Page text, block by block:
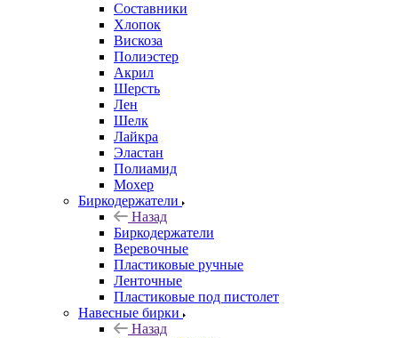
Составники
Хлопок
Вискоза
Полиэстер
Акрил
Шерсть
Лен
Шелк
Лайкра
Эластан
Полиамид
Мохер
Биркодержатели
Назад
Биркодержатели
Веревочные
Пластиковые ручные
Ленточные
Пластиковые под пистолет
Навесные бирки
Назад